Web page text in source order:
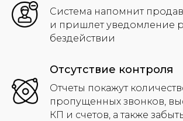
Система напомнит
и пришлет уведомление
бездействии
Отсутствие контроля
Отчеты покажут
пропущенных звонков,
КП и счетов, а также